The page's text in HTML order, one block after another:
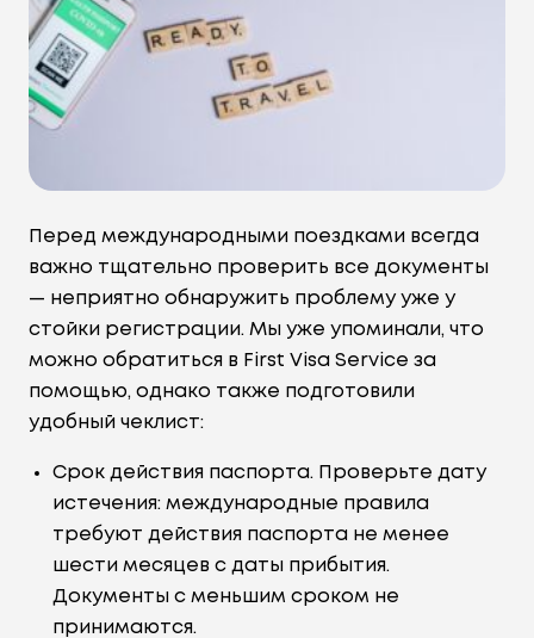
Перед международными поездками всегда
важно тщательно проверить все документы
— неприятно обнаружить проблему уже у
стойки регистрации. Мы уже упоминали, что
можно обратиться в First Visa Service за
помощью, однако также подготовили
удобный чеклист:
Срок действия паспорта. Проверьте дату
истечения: международные правила
требуют действия паспорта не менее
шести месяцев с даты прибытия.
Документы с меньшим сроком не
принимаются.